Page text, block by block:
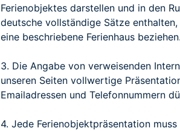
Ferienobjektes darstellen und in den
deutsche vollständige Sätze
eine beschriebene Ferienhaus beziehen.
3. Die Angabe von verweisenden
unseren Seiten vollwertige
Emailadressen und Telefonnummern
4. Jede Ferienobjektpräsentation